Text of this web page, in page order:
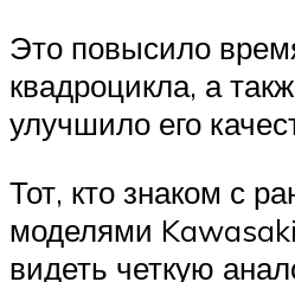
Это повысило
квадроцикла, а
улучшило его
Тот, кто знаком с
моделями
видеть четкую